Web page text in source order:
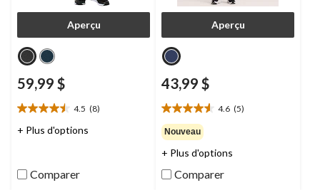
Aperçu
59,99 $
4.5 (8)
4.5
étoile(s)
8
évaluations
+ Plus d'options
Comparer
Aperçu
43,99 $
4.6 (5)
4.6
étoile(s)
sur
5.
5
évaluations
Nouveau
+ Plus d'options
Comparer